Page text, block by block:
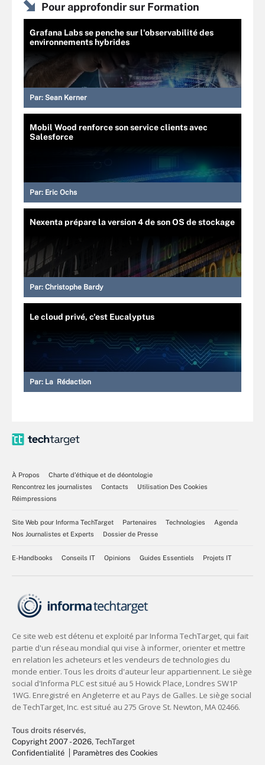
Pour approfondir sur Formation
Grafana Labs se penche sur l'observabilité des
environnements hybrides
Par: Sean Kerner
Mobil Wood renforce son service clients avec
Salesforce
Par: Eric Ochs
Nexenta prépare la version 4 de son OS de stockage
Par: Christophe Bardy
Le cloud privé, c'est Eucalyptus
Par: La Rédaction
À Propos
Charte d’éthique et de déontologie
Rencontrez les journalistes
Contacts
Utilisation Des Cookies
Réimpressions
Site Web pour Informa TechTarget Partenaires Technologies
Agenda
Nos Journalistes et Experts
Dossier de Presse
E-Handbooks Conseils IT Opinions Guides Essentiels Projets IT
Tous droits réservés,
Copyright 2007 - 2026, TechTarget
Confidentialité
Paramètres des Cookies